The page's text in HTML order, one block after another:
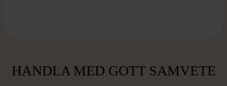
HANDLA MED GOTT SAMVETE